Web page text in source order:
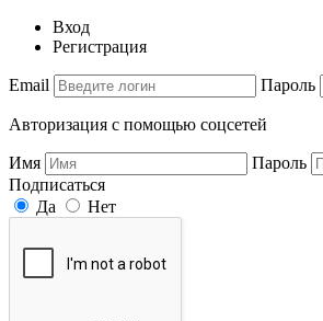
Вход
Регистрация
Email Пароль
Авторизация с помощью соцсетей
Имя Пароль
Подписаться
Да
Нет